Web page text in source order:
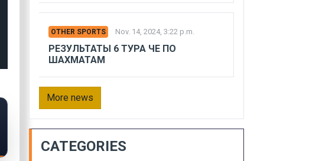
OTHER SPORTS Nov. 14, 2024, 3:22 p.m.
РЕЗУЛЬТАТЫ 6 ТУРА ЧЕ ПО
ШАХМАТАМ
More news
CATEGORIES